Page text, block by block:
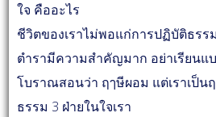
ใจ คืออะไร
ชีวิตของเราไม่พอแก่การปฏิบัติธรรม
ตำรามีความสำคัญมาก อย่าเรียน
โบราณสอนว่า ฤๅษีผอม แต่เราเป็
ธรรม 3 ฝ่ายในใจเรา